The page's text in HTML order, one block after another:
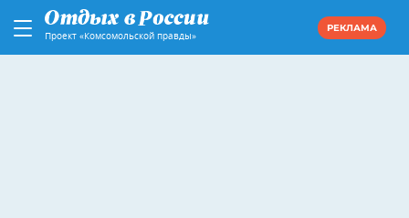
Проект «Комсомольской правды»
РЕКЛАМА